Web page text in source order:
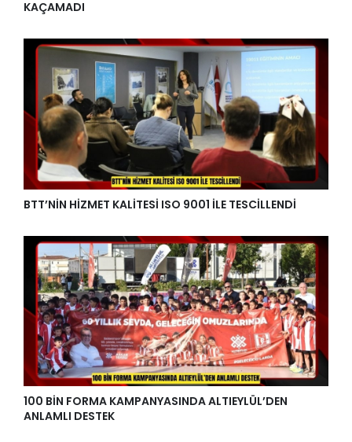
KAÇAMADI
BTT’NİN HİZMET KALİTESİ ISO 9001 İLE TESCİLLENDİ
100 BİN FORMA KAMPANYASINDA ALTIEYLÜL’DEN
ANLAMLI DESTEK